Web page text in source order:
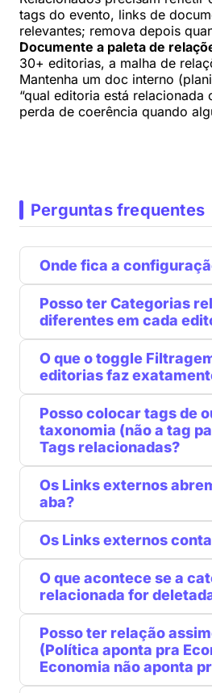
tags do evento, links de
relevantes; remova depois
Documente a paleta de
30+ editorias, a malha de
Mantenha um doc interno
“qual editoria está relacionada
perda de coerência quando
Perguntas frequentes
Onde fica a
Posso ter Categorias
diferentes em cada
O que o toggle
editorias faz
Posso colocar tags de
taxonomia (não a tag
Tags relacionadas?
Os Links externos
aba?
Os Links externos
O que acontece se a
relacionada for
Posso ter relação
(Política aponta pra
Economia não aponta